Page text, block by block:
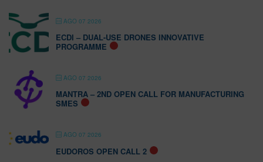
AGO 07 2026
ECDI – DUAL-USE DRONES INNOVATIVE
PROGRAMME
AGO 07 2026
MANTRA – 2ND OPEN CALL FOR MANUFACTURING
SMES
AGO 07 2026
EUDOROS OPEN CALL 2